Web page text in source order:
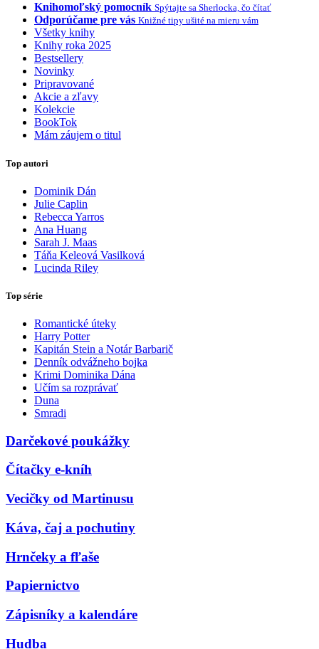
Knihomoľský pomocník Spýtajte sa Sherlocka, čo čítať
Odporúčame pre vás Knižné tipy ušité na mieru vám
Všetky knihy
Knihy roka 2025
Bestsellery
Novinky
Pripravované
Akcie a zľavy
Kolekcie
BookTok
Mám záujem o titul
Top autori
Dominik Dán
Julie Caplin
Rebecca Yarros
Ana Huang
Sarah J. Maas
Táňa Keleová Vasilková
Lucinda Riley
Top série
Romantické úteky
Harry Potter
Kapitán Stein a Notár Barbarič
Denník odvážneho bojka
Krimi Dominika Dána
Učím sa rozprávať
Duna
Smradi
Darčekové poukážky
Čítačky e-kníh
Vecičky od Martinusu
Káva, čaj a pochutiny
Hrnčeky a fľaše
Papiernictvo
Zápisníky a kalendáre
Hudba